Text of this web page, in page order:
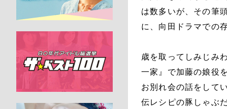
は数多いが、その筆
に、向田ドラマでの
歳を取ってしみじみ
一家』で加藤の娘役
お別れ会の話をして
伝レシピの豚しゃぶ